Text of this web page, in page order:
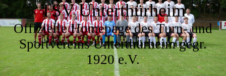
TSV Unterthürheim
Offizielle Homepage des Turn- und
Sportvereins Unterthürheim gegr.
1920 e.V.